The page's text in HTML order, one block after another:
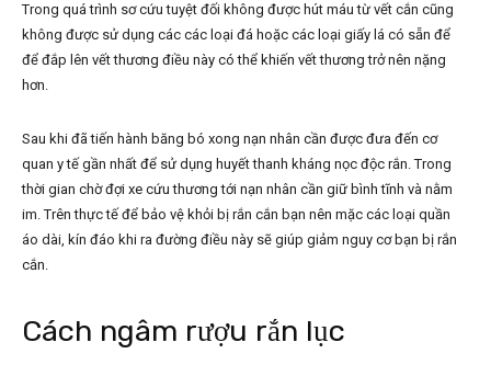
Trong quá trình sơ cứu tuyệt đối không được hút máu từ vết cắn cũng
không được sử dụng các các loại đá hoặc các loại giấy lá có sẵn để
để đắp lên vết thương điều này có thể khiến vết thương trở nên nặng
hơn.
Sau khi đã tiến hành băng bó xong nạn nhân cần được đưa đến cơ
quan y tế gần nhất để sử dụng huyết thanh kháng nọc độc rắn. Trong
thời gian chờ đợi xe cứu thương tới nạn nhân cần giữ bình tĩnh và nằm
im. Trên thực tế để bảo vệ khỏi bị rắn cắn bạn nên mặc các loại quần
áo dài, kín đáo khi ra đường điều này sẽ giúp giảm nguy cơ bạn bị rắn
cắn.
Cách ngâm rượu rắn lục